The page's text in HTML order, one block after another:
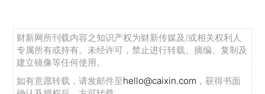
财新网所刊载内容之知识产权为财新传媒及/或相关权利人
专属所有或持有。未经许可，禁止进行转载、摘编、复制及
建立镜像等任何使用。
如有意愿转载，请发邮件至hello@caixin.com ，获得书面